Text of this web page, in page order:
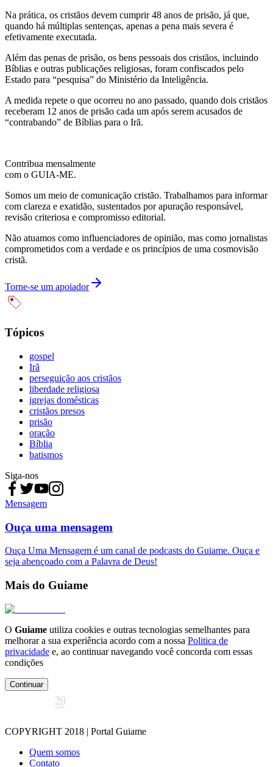
Na prática, os cristãos devem cumprir 48 anos de prisão, já que,
quando há múltiplas sentenças, apenas a pena mais severa é
efetivamente executada.
Além das penas de prisão, os bens pessoais dos cristãos, incluindo
Bíblias e outras publicações religiosas, foram confiscados pelo
Estado para “pesquisa” do Ministério da Inteligência.
A medida repete o que ocorreu no ano passado, quando dois cristãos
receberam 12 anos de prisão cada um após serem acusados de
“contrabando” de Bíblias para o Irã.
Contribua mensalmente
com o GUIA-ME.
Somos um meio de comunicação cristão. Trabalhamos para informar
com clareza e exatidão, sustentados por apuração responsável,
revisão criteriosa e compromisso editorial.
Não atuamos como influenciadores de opinião, mas como jornalistas
comprometidos com a verdade e os princípios de uma cosmovisão
cristã.
Torne-se um apoiador
Tópicos
gospel
Irã
perseguição aos cristãos
liberdade religiosa
igrejas domésticas
cristãos presos
prisão
oração
Bíblia
batismos
Siga-nos
Mensagem
Ouça uma mensagem
Ouça Uma Mensagem é um canal de podcasts do Guiame. Ouça e
seja abençoado com a Palavra de Deus!
Mais do Guiame
O Guiame utiliza cookies e outras tecnologias semelhantes para
melhorar a sua experiência acordo com a nossa Politica de
privacidade e, ao continuar navegando você concorda com essas
condições
Continuar
COPYRIGHT 2018 | Portal Guiame
Quem somos
Contato